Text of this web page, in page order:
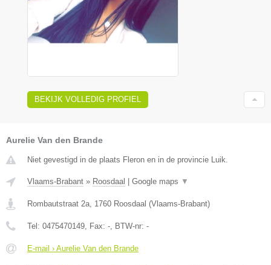
BEKIJK VOLLEDIG PROFIEL
Aurelie Van den Brande
Niet gevestigd in de plaats Fleron en in de provincie Luik.
Vlaams-Brabant » Roosdaal | Google maps ▼
Rombautstraat 2a 1760 Roosdaal (Vlaams-Brabant)
Tel: 0475470149 , Fax: - , BTW-nr: -
E-mail › Aurelie Van den Brande